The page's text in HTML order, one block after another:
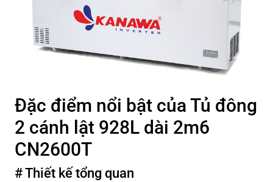
Đặc điểm nổi bật của Tủ đông
2 cánh lật 928L dài 2m6
CN2600T
# Thiết kế tổng quan